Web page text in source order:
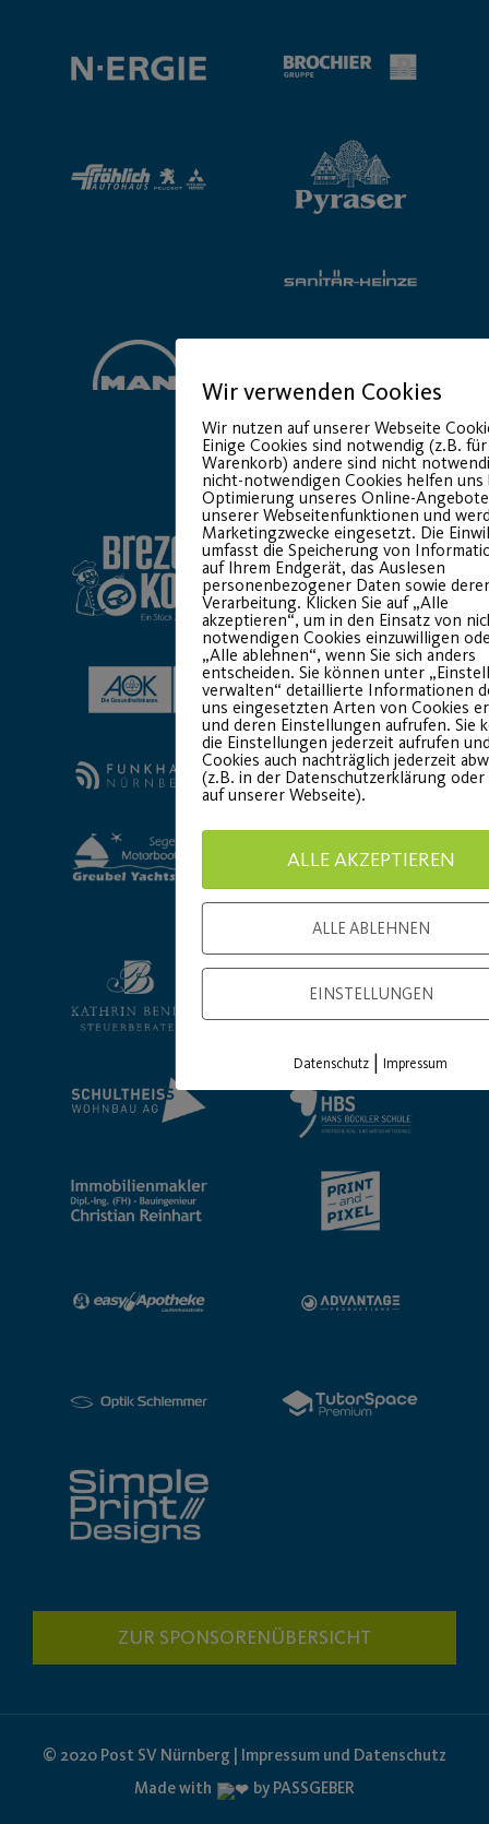
Basic Partner:
ZUR SPONSORENÜBERSICHT
© 2020 Post SV Nürnberg | Impressum und Datenschutz
Made with
by PASSGEBER
Wir verwenden Cookies
Wir nutzen auf unserer Webseite
Einige Cookies sind notwendig (z.B.
Warenkorb) andere sind nicht
nicht-notwendigen Cookies helfen uns
Optimierung unseres Online-
unserer Webseitenfunktionen und
Marketingzwecke eingesetzt. Die
umfasst die Speicherung von
auf Ihrem Endgerät, das Auslesen
personenbezogener Daten sowie
Verarbeitung. Klicken Sie auf „Alle
akzeptieren“, um in den Einsatz von
notwendigen Cookies einzuwilligen
„Alle ablehnen“, wenn Sie sich anders
entscheiden. Sie können unter
verwalten“ detaillierte Informationen
uns eingesetzten Arten von Cookies
und deren Einstellungen aufrufen. Sie
die Einstellungen jederzeit aufrufen
Cookies auch nachträglich jederzeit
(z.B. in der Datenschutzerklärung
auf unserer Webseite).
ALLE AKZEPTIEREN
ALLE ABLEHNEN
EINSTELLUNGEN
Datenschutz |Impressum